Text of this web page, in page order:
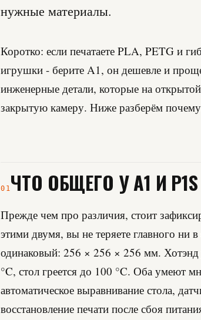
нужные материалы.
Коротко: если печатаете PLA, PETG и
игрушки - берите A1, он дешевле и
инженерные детали, которые на
закрытую камеру. Ниже разберём
01ЧТО ОБЩЕГО У A1 И P1S
Прежде чем про различия, стоит
этими двумя, вы не теряете главного ни
одинаковый: 256 × 256 × 256 мм. Хотэнд
°C, стол греется до 100 °C. Оба умеют
автоматическое выравнивание стола,
восстановление печати после сбоя